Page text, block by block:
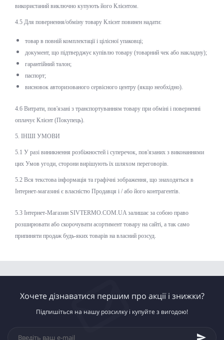
використаний виключно купують його Клієнтом.
4.5 Для повернення/обміну товару Клієнт повинен надати:
товар в повній комплектації і цілісної упаковці;
документ, що підтверджує купівлю товару (товарний чек або накладну);
гарантійний талон;
паспорт;
висновок авторизованого сервісного центру (якщо необхідно).
4.6 Витрати, пов'язані з транспортуванням товару при обміні і поверненні
оплачує Клієнт (Покупець).
5. ІНШІ УМОВИ
5.1 У разі виникнення розбіжностей і суперечок, пов'язаних з виконаннями
цих Умов угоди, сторони вирішують їх шляхом переговорів.
5.2 Вся текстова інформація та графічні зображення, що знаходяться в
Інтернет-магазині є власністю Продавця і / або його контрагентів.
5.3 Інтернет-Магазин SIVTERMO.COM.UA залишає за собою право
розширювати або скорочувати асортимент товару на сайті, а так само
припиняти продаж будь-яких товарів на власний розсуд.
Хочете дізнаватися першим про акції і знижки?
Підпишіться на нашу розсилку і купуйте з вигодою!